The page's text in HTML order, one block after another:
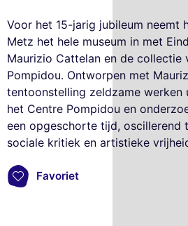
Voor het 15-jarig jubileum neemt
Metz het hele museum in met
Maurizio Cattelan en de collectie
Pompidou. Ontworpen met
tentoonstelling zeldzame werken
het Centre Pompidou en
een opgeschorte tijd, oscillerend
sociale kritiek en artistieke
Favoriet